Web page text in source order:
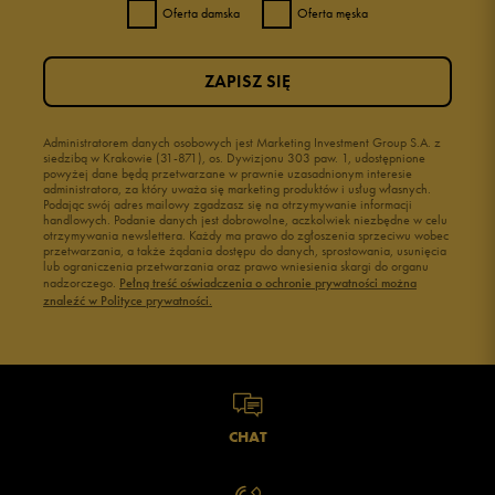
Oferta damska Oferta męska
Administratorem danych osobowych jest Marketing Investment Group S.A. z
siedzibą w Krakowie (31-871), os. Dywizjonu 303 paw. 1, udostępnione
powyżej dane będą przetwarzane w prawnie uzasadnionym interesie
administratora, za który uważa się marketing produktów i usług własnych.
Podając swój adres mailowy zgadzasz się na otrzymywanie informacji
handlowych. Podanie danych jest dobrowolne, aczkolwiek niezbędne w celu
otrzymywania newslettera. Każdy ma prawo do zgłoszenia sprzeciwu wobec
przetwarzania, a także żądania dostępu do danych, sprostowania, usunięcia
lub ograniczenia przetwarzania oraz prawo wniesienia skargi do organu
nadzorczego. Pełną treść oświadczenia o ochronie prywatności można
znaleźć w Polityce prywatności.
ZAPISZ SIĘ
CHAT